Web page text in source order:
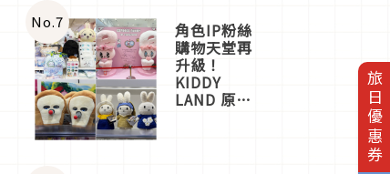
旅日優惠券
一同給出了
答案
No.7 角色IP粉絲
購物天堂再
升級！
KIDDY
LAND 原宿